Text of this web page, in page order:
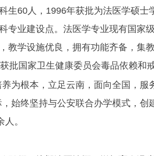
生60人，1996年获批为法医学硕
专业建设点。法医学专业现有国家
教学设施优良，拥有功能齐备，集
批国家卫生健康委员会毒品依赖和
养为根本，立足云南，面向全国，
，始终坚持与公安联合办学模式，
。